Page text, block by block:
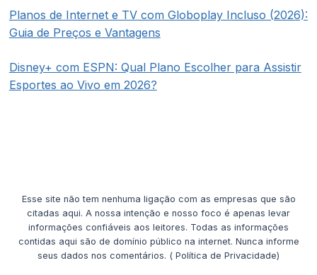
Planos de Internet e TV com Globoplay Incluso (2026):
Guia de Preços e Vantagens
Disney+ com ESPN: Qual Plano Escolher para Assistir
Esportes ao Vivo em 2026?
Esse site não tem nenhuma ligação com as empresas que são
citadas aqui. A nossa intenção e nosso foco é apenas levar
informações confiáveis aos leitores. Todas as informações
contidas aqui são de domínio público na internet. Nunca informe
seus dados nos comentários. ( Política de Privacidade)